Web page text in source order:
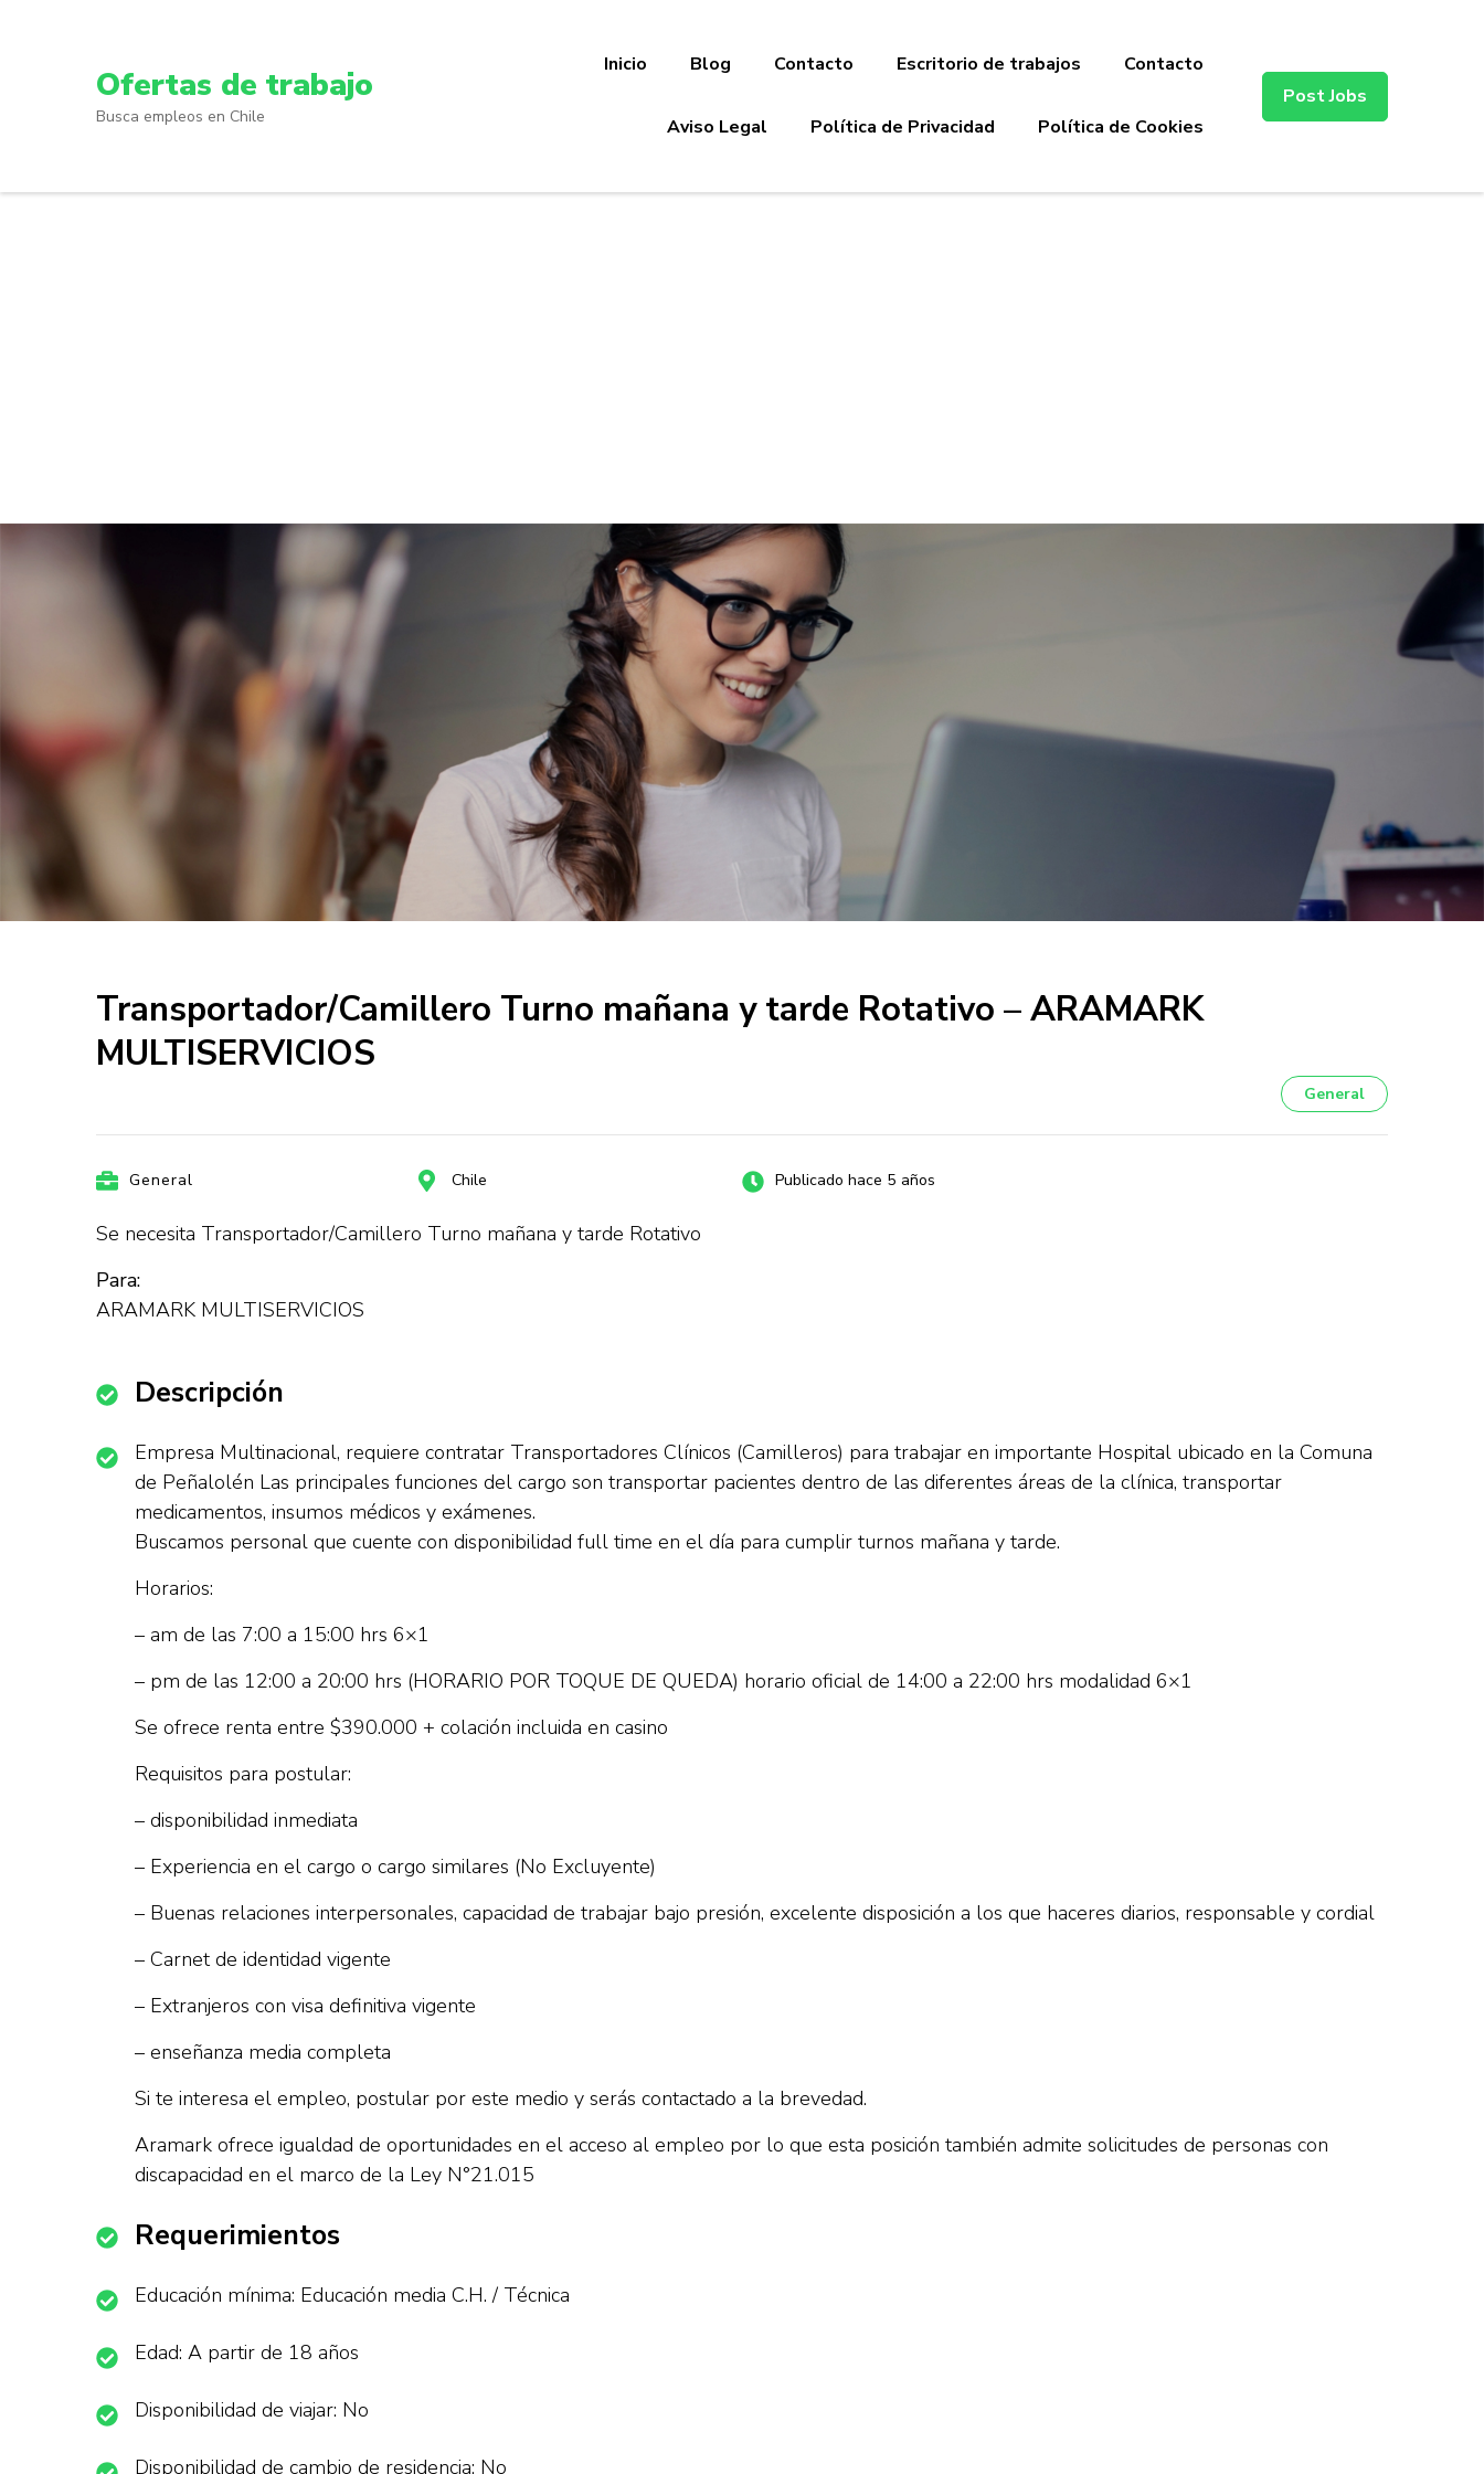
Ofertas de trabajo
Busca empleos en Chile
Inicio Blog Contacto Escritorio de trabajos Contacto
Aviso Legal Política de Privacidad Política de Cookies
Post Jobs
Transportador/Camillero Turno mañana y tarde Rotativo – ARAMARK
MULTISERVICIOS
General
General Chile Publicado hace 5 años
Se necesita Transportador/Camillero Turno mañana y tarde Rotativo
Para:
ARAMARK MULTISERVICIOS
Descripción
Empresa Multinacional, requiere contratar Transportadores Clínicos (Camilleros) para trabajar en importante Hospital ubicado en la Comuna
de Peñalolén Las principales funciones del cargo son transportar pacientes dentro de las diferentes áreas de la clínica, transportar
medicamentos, insumos médicos y exámenes.
Buscamos personal que cuente con disponibilidad full time en el día para cumplir turnos mañana y tarde.
Horarios:
– am de las 7:00 a 15:00 hrs 6×1
– pm de las 12:00 a 20:00 hrs (HORARIO POR TOQUE DE QUEDA) horario oficial de 14:00 a 22:00 hrs modalidad 6×1
Se ofrece renta entre $390.000 + colación incluida en casino
Requisitos para postular:
– disponibilidad inmediata
– Experiencia en el cargo o cargo similares (No Excluyente)
– Buenas relaciones interpersonales, capacidad de trabajar bajo presión, excelente disposición a los que haceres diarios, responsable y cordial
– Carnet de identidad vigente
– Extranjeros con visa definitiva vigente
– enseñanza media completa
Si te interesa el empleo, postular por este medio y serás contactado a la brevedad.
Aramark ofrece igualdad de oportunidades en el acceso al empleo por lo que esta posición también admite solicitudes de personas con
discapacidad en el marco de la Ley N°21.015
Requerimientos
Educación mínima: Educación media C.H. / Técnica
Edad: A partir de 18 años
Disponibilidad de viajar: No
Disponibilidad de cambio de residencia: No